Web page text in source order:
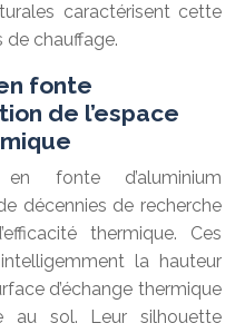
caractérisent cette
de chauffage.
fonte
de l’espace
fonte d’aluminium
décennies de recherche
thermique. Ces
la hauteur
d’échange thermique
au sol. Leur silhouette